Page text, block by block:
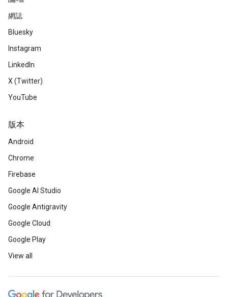
網誌
Bluesky
Instagram
LinkedIn
X (Twitter)
YouTube
版本
Android
Chrome
Firebase
Google AI Studio
Google Antigravity
Google Cloud
Google Play
View all